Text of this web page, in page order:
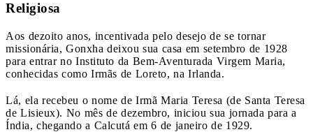
Religiosa
Aos dezoito anos, incentivada pelo desejo de se tornar
missionária, Gonxha deixou sua casa em setembro de 1928
para entrar no Instituto da Bem-Aventurada Virgem Maria,
conhecidas como Irmãs de Loreto, na Irlanda.
Lá, ela recebeu o nome de Irmã Maria Teresa (de Santa Teresa
de Lisieux). No mês de dezembro, iniciou sua jornada para a
Índia, chegando a Calcutá em 6 de janeiro de 1929.